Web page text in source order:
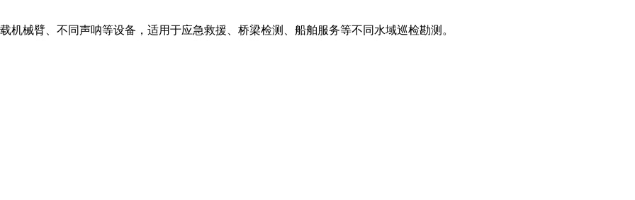
械臂、不同声呐等设备，适用于应急救援、桥梁检测、船舶服务等不同水域巡检勘测。